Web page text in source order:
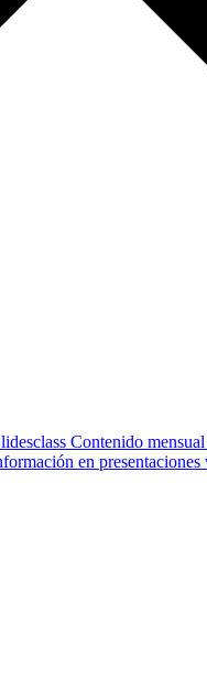
Contenido mensual
en presentaciones